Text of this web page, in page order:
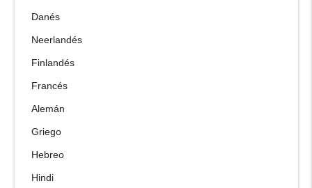
Danés
Neerlandés
Finlandés
Francés
Alemán
Griego
Hebreo
Hindi